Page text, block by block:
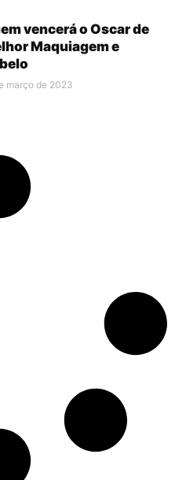
vencerá o Oscar de
Maquiagem e
março de 2023